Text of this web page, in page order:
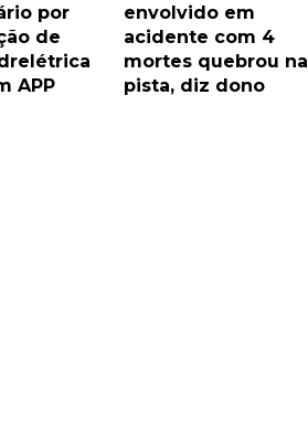
por
de
APP
envolvido em
acidente com 4
mortes quebrou na
pista, diz dono